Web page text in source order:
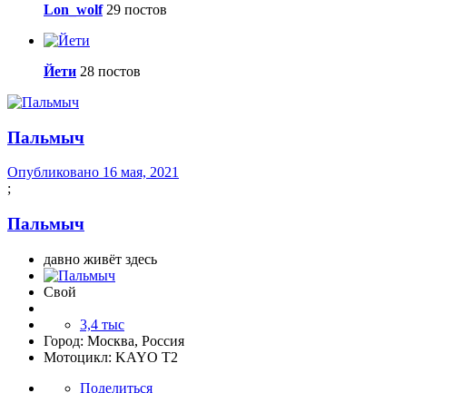
Lon_wolf 29 постов
Йети 28 постов
Пальмыч
Опубликовано 16 мая, 2021
;
Пальмыч
давно живёт здесь
Свой
3,4 тыс
Город: Москва, Россия
Мотоцикл: KAYO T2
Поделиться